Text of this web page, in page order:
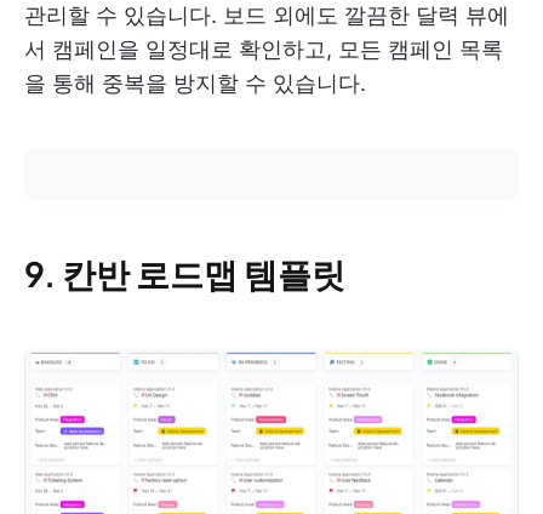
관리할 수 있습니다. 보드 외에도 깔끔한 달력 뷰에
서 캠페인을 일정대로 확인하고, 모든 캠페인 목록
을 통해 중복을 방지할 수 있습니다.
9. 칸반 로드맵 템플릿